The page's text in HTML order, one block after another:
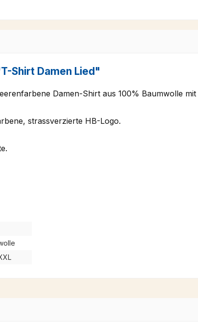
Shirt Damen Lied"
Damen-Shirt aus 100% Baumwolle
strassverzierte HB-Logo.